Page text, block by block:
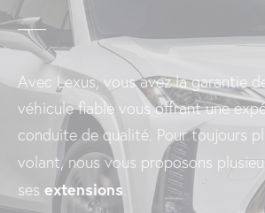
Avec Lexus, vous avez la garantie
véhicule fiable vous offrant une
conduite de qualité. Pour toujours
volant, nous vous proposons
ses extensions.